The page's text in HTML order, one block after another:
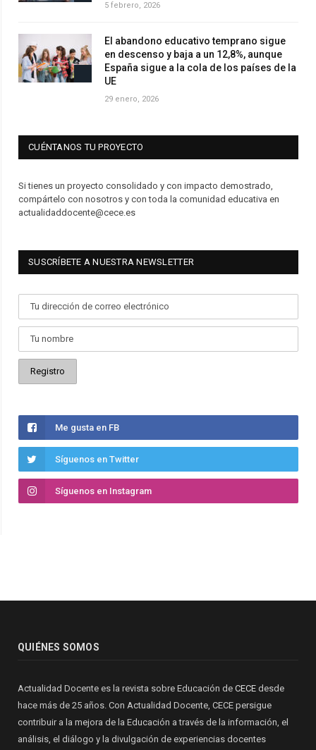
5 febrero, 2026
El abandono educativo temprano sigue
en descenso y baja a un 12,8%, aunque
España sigue a la cola de los países de la
UE
29 enero, 2026
CUÉNTANOS TU PROYECTO
Si tienes un proyecto consolidado y con impacto demostrado,
compártelo con nosotros y con toda la comunidad educativa en
actualidaddocente@cece.es
SUSCRÍBETE A NUESTRA NEWSLETTER
Me gusta en FB
Síguenos en Twitter
Síguenos en Instagram
QUIÉNES SOMOS
Actualidad Docente es la revista sobre Educación de CECE desde
hace más de 25 años. Con Actualidad Docente, CECE persigue
contribuir a la mejora de la Educación a través de la información, el
análisis, el diálogo y la divulgación de experiencias docentes